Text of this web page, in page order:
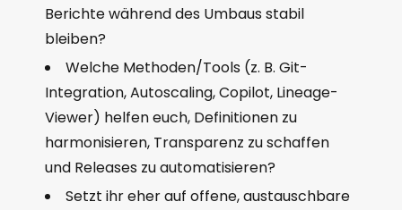
Berichte während des Umbaus stabil
bleiben?
Welche Methoden/Tools (z. B. Git-
Integration, Autoscaling, Copilot, Lineage-
Viewer) helfen euch, Definitionen zu
harmonisieren, Transparenz zu schaffen
und Releases zu automatisieren?
Setzt ihr eher auf offene, austauschbare